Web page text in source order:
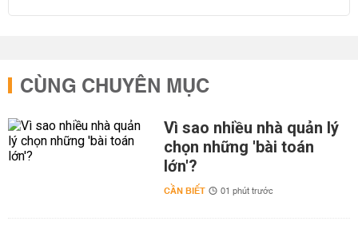
CÙNG CHUYÊN MỤC
Vì sao nhiều nhà quản lý
chọn những 'bài toán
lớn'?
CẦN BIẾT 01 phút trước